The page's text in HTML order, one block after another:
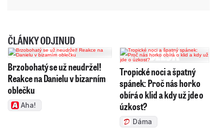
ČLÁNKY ODJINUD
Brzobohatý se už neudržel!
Reakce na Danielu v bizarním
oblečku
Aha!
Tropické noci a špatný
spánek: Proč nás horko
obírá o klid a kdy už jde o
úzkost?
Dáma